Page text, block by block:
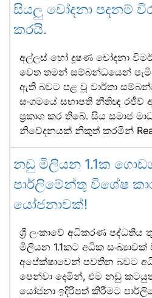
සියලු චෝදනා පදනම්
කරයි.
අල්ලස් හෝ දූෂණ චෝදනා
වෙත තමන් සම්බන්ධයෙන්
ඇති බවට පළ වූ වාර්තා
සංගමයේ සභාපති නීතිඥ රජීව්
ප්‍රකාශ කර තිබේ. සිය සමාජ
නිවේදනයක් නිකුත් කරමින්
නඩු මිලියන 1.1ක
පාර්ලිමේන්තු විශේෂ
යෝජනාවක්!
ශ්‍රී ලංකාවේ අධිකරණ
මිලියන 1.1කට අධික සංඛ්‍යාවක්
අපේක්ෂාවෙන් පවතින බවට
පෙන්වා දෙමින්, එම නඩු
යෝජනා ඉදිරිපත් කිරීමට